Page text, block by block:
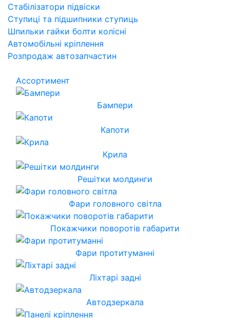
Стабілізатори підвіски
Ступиці та підшипники ступиць
Шпильки гайки болти колісні
Автомобільні кріплення
Розпродаж автозапчастин
Ассортимент
Бампери
Капоти
Крила
Решітки молдинги
Фари головного світла
Покажчики поворотів габарити
Фари протитуманні
Ліхтарі задні
Автодзеркала